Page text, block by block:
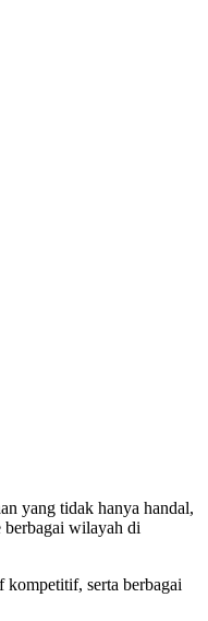
yang tidak hanya handal,
berbagai wilayah di
kompetitif, serta berbagai